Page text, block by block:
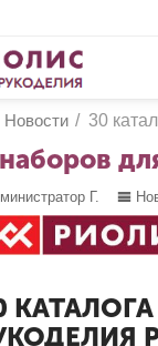
Новости / 30
Г.